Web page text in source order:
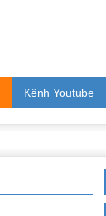
Kênh Youtube